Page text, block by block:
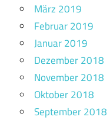
März 2019
Februar 2019
Januar 2019
Dezember 2018
November 2018
Oktober 2018
September 2018